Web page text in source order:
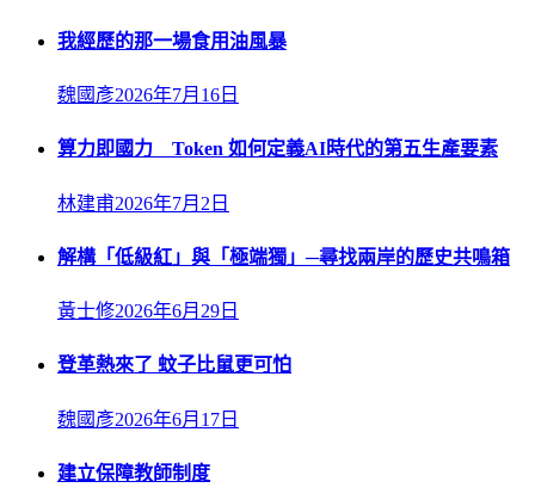
我經歷的那一場食用油風暴
魏國彥2026年7月16日
算力即國力 Token 如何定義AI時代的第五生產要素
林建甫2026年7月2日
解構「低級紅」與「極端獨」─尋找兩岸的歷史共鳴箱
黃士修2026年6月29日
登革熱來了 蚊子比鼠更可怕
魏國彥2026年6月17日
建立保障教師制度